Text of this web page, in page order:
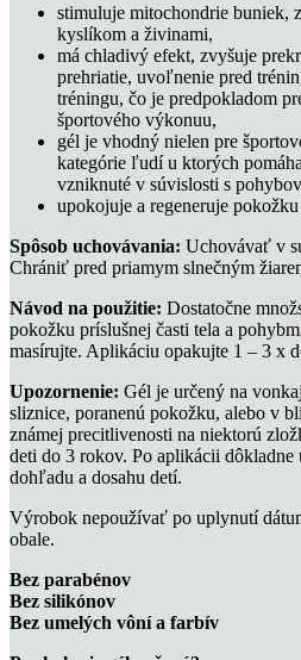
stimuluje mitochondrie buniek,
kyslíkom a živinami,
má chladivý efekt, zvyšuje
prehriatie, uvoľnenie pred
tréningu, čo je predpokladom
športového výkonuu,
gél je vhodný nielen pre
kategórie ľudí u ktorých
vzniknuté v súvislosti s
upokojuje a regeneruje
Spôsob uchovávania: Uchovávať v
Chrániť pred priamym slnečným
Návod na použitie: Dostatočne
pokožku príslušnej časti tela a
masírujte. Aplikáciu opakujte 1 – 3 x
Upozornenie: Gél je určený na
sliznice, poranenú pokožku, alebo v
známej precitlivenosti na niektorú
deti do 3 rokov. Po aplikácii
dohľadu a dosahu detí.
Výrobok nepoužívať po uplynutí
obale.
Bez parabénov
Bez silikónov
Bez umelých vôní a farbív